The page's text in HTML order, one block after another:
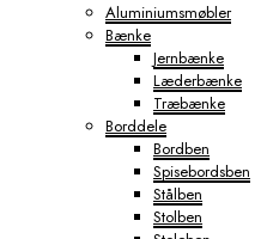
Aluminiumsmøbler
Bænke
Jernbænke
Læderbænke
Træbænke
Borddele
Bordben
Spisebordsben
Stålben
Stolben